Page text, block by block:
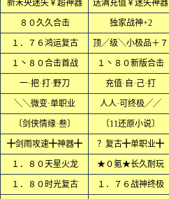
新未央迷失￥超神器 送满充值￥迷失神器
８０久久合击 独家战神+2
１．７６鸿运复古 顶╱级╲小极品＋７
１丶８０合击首战 １丶８０新版合击
一·把·打·野刀 充值·自·己·打
╲╲微变·单职业 人人·可终极╱╱
〔剑侠情缘·叁〕 〔11还原小说〕
╋剑雨攻速╋神器╋ ？复古╋单职业╋
１．８０天星火龙 ★０氪★长久耐玩
１．８０时光复古 １．７６战神终极